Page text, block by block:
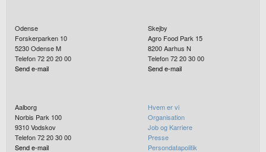
Odense
Forskerparken 10
5230Odense M
Telefon 72 20 20 00
Send e-mail
Skejby
Agro Food Park 15
8200Aarhus N
Telefon 72 20 30 00
Send e-mail
Aalborg
Norbis Park 100
9310Vodskov
Telefon 72 20 30 00
Send e-mail
Hvem er vi
Organisation
Job og Karriere
Presse
Persondatapolitik